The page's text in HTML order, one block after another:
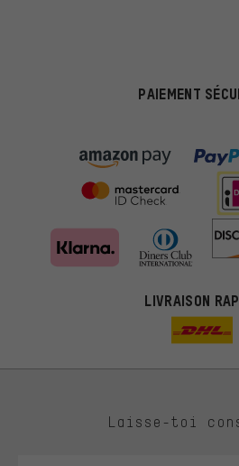
PAIEMENT
LIVRAISON
Laisse-toi
Des offres plus adaptées
Au lieu de pubs au hasard, nous